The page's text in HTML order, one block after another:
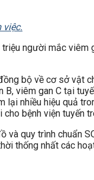
việc.
người mắc viêm
bộ về cơ sở vật
viêm gan C tại
nhiều hiệu quả
bệnh viện tuyến
quy trình chuẩn
thống nhất các